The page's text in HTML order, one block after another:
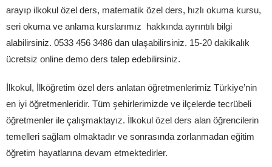
arayıp ilkokul özel ders, matematik özel ders, hızlı okuma kursu,
seri okuma ve anlama kurslarımız hakkında ayrıntılı bilgi
alabilirsiniz. 0533 456 3486 dan ulaşabilirsiniz. 15-20 dakikalık
ücretsiz online demo ders talep edebilirsiniz.
İlkokul, İlköğretim özel ders anlatan öğretmenlerimiz Türkiye’nin
en iyi öğretmenleridir. Tüm şehirlerimizde ve ilçelerde tecrübeli
öğretmenler ile çalışmaktayız. İlkokul özel ders alan öğrencilerin
temelleri sağlam olmaktadır ve sonrasında zorlanmadan eğitim
öğretim hayatlarına devam etmektedirler.